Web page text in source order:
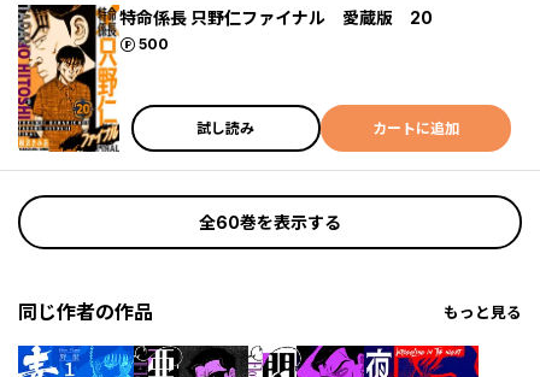
特命係長 只野仁ファイナル 愛蔵版 20
500
ポイント
試し読み カートに追加
全60巻を表示する
同じ作者の作品 もっと見る